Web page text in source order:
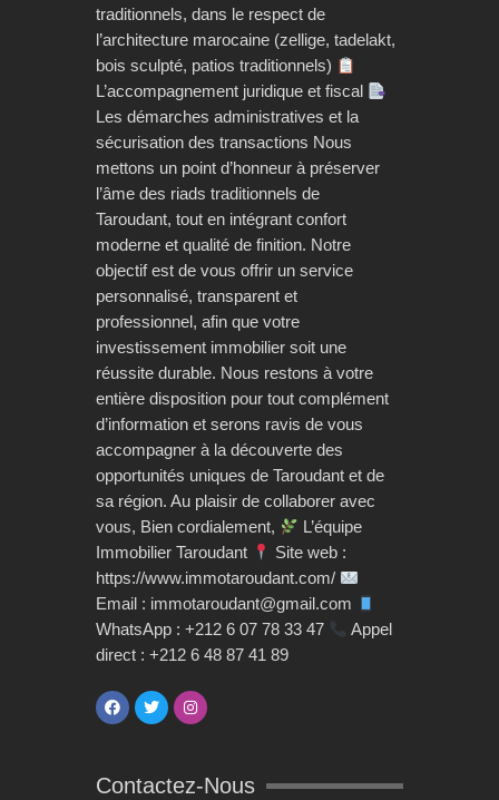
traditionnels, dans le respect de
l’architecture marocaine (zellige, tadelakt,
bois sculpté, patios traditionnels)
L’accompagnement juridique et fiscal
Les démarches administratives et la
sécurisation des transactions Nous
mettons un point d’honneur à préserver
l’âme des riads traditionnels de
Taroudant, tout en intégrant confort
moderne et qualité de finition. Notre
objectif est de vous offrir un service
personnalisé, transparent et
professionnel, afin que votre
investissement immobilier soit une
réussite durable. Nous restons à votre
entière disposition pour tout complément
d’information et serons ravis de vous
accompagner à la découverte des
opportunités uniques de Taroudant et de
sa région. Au plaisir de collaborer avec
vous, Bien cordialement,
L’équipe
Immobilier Taroudant
Site web :
https://www.immotaroudant.com/
Email : immotaroudant@gmail.com
WhatsApp : +212 6 07 78 33 47
Appel
direct : +212 6 48 87 41 89
Contactez-Nous